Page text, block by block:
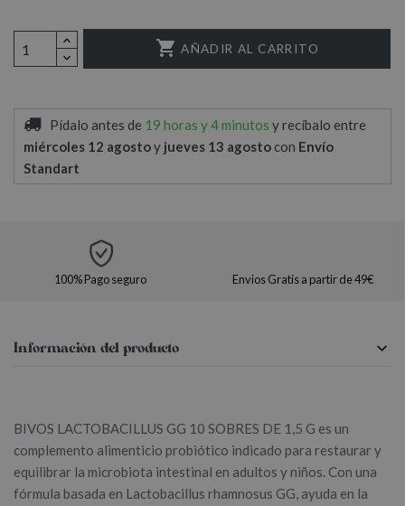
 AÑADIR AL CARRITO
Pídalo antes de 19 horas y 4 minutos y recíbalo entre
miércoles 12 agostoy jueves 13 agosto con Envío
Standart
100% Pago seguro Envios Gratis a partir de 49€
Información del producto
BIVOS LACTOBACILLUS GG 10 SOBRES DE 1,5 G es un
complemento alimenticio probiótico indicado para restaurar y
equilibrar la microbiota intestinal en adultos y niños. Con una
fórmula basada en Lactobacillus rhamnosus GG, ayuda en la